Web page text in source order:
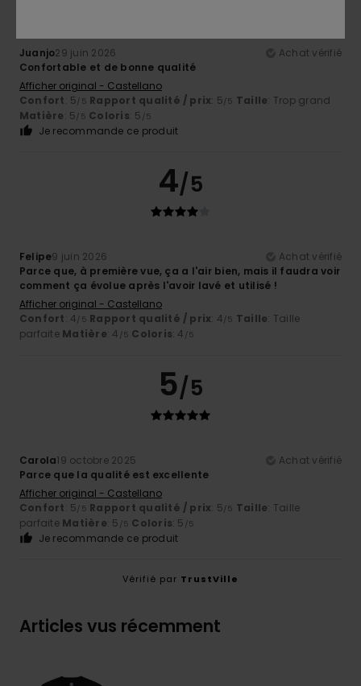
Juanjo29 juin 2026
Achat vérifié
Confortable et de bonne qualité
Afficher original - Castellano
Confort: 5/5 Rapport qualité / prix: 5/5 Taille: Trop grand
Matière: 5/5 Coloris: 5 /5
Je recommande ce produit
4/5
Felipe9 juin 2026
Achat vérifié
Parce que, à première vue, ça a l'air bien, mais il faudra voir
comment ça évolue après l'avoir lavé et utilisé !
Afficher original - Castellano
Confort: 4/5 Rapport qualité / prix: 4/5 Taille: Taille
parfaite Matière: 4 /5 Coloris: 4 /5
5/5
Carola19 octobre 2025
Achat vérifié
Parce que la qualité est excellente
Afficher original - Castellano
Confort: 5/5 Rapport qualité / prix: 5/5 Taille: Taille
parfaite Matière: 5 /5 Coloris: 5 /5
Je recommande ce produit
Vérifié par TrustVille
Articles vus récemment